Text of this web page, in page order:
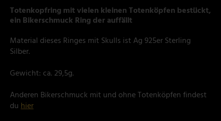
Totenkopfring mit vielen kleinen Totenköpfen bestückt,
ein Bikerschmuck Ring der auffällt
Material dieses Ringes mit Skulls ist Ag 925er Sterling
Silber.
Gewicht: ca. 29,5g.
Anderen Bikerschmuck mit und ohne Totenköpfen findest
duhier